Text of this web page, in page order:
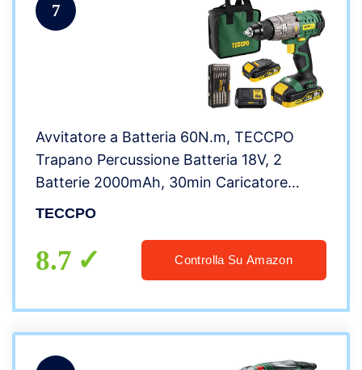
7
Avvitatore a Batteria 60N.m, TECCPO
Trapano Percussione Batteria 18V, 2
Batterie 2000mAh, 30min Caricatore
Rapido, 2 Velocità, 21+3 Posizioni, 29
TECCPO
8.7 Controlla Su Amazon